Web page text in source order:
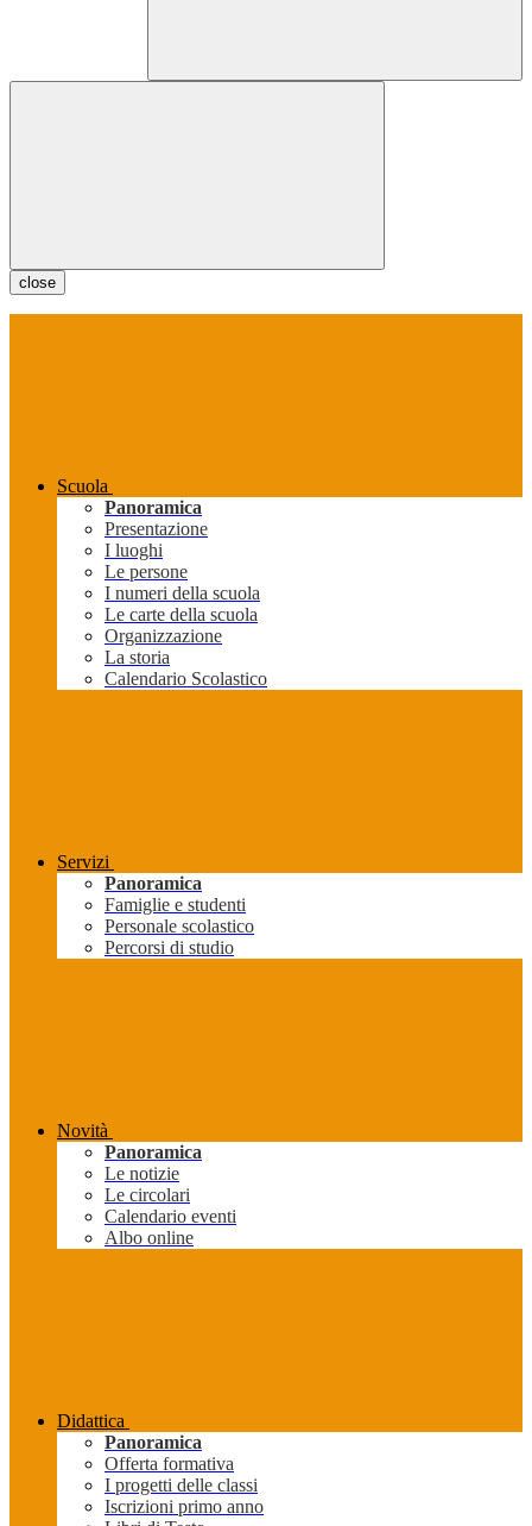
close
Scuola
Panoramica
Presentazione
I luoghi
Le persone
I numeri della scuola
Le carte della scuola
Organizzazione
La storia
Calendario Scolastico
Servizi
Panoramica
Famiglie e studenti
Personale scolastico
Percorsi di studio
Novità
Panoramica
Le notizie
Le circolari
Calendario eventi
Albo online
Didattica
Panoramica
Offerta formativa
I progetti delle classi
Iscrizioni primo anno